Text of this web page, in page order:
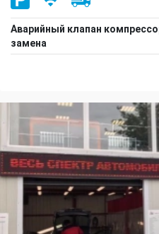
Аварийный клапан
замена